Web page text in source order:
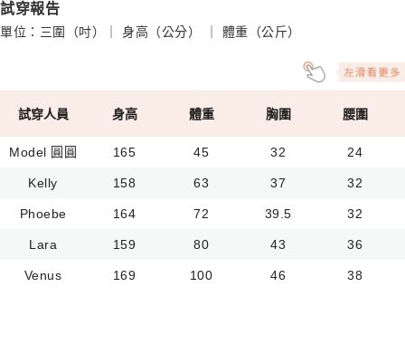
試穿報告
單位：三圍（吋）｜ 身高（公分） ｜ 體重（公斤）
試穿人員 身高 體重 胸圍 腰圍
Model 圓圓 165 45 32 24
Kelly 158 63 37 32
Phoebe 164 72 39.5 32
Lara 159 80 43 36
Venus 169 100 46 38